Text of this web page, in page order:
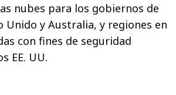
nubes para los gobiernos de
Unido y Australia, y regiones en
con fines de seguridad
EE. UU.